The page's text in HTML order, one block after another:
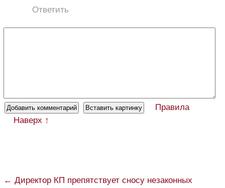
Ответить
Правила
Наверх ↑
← Директор КП препятствует сносу незаконных